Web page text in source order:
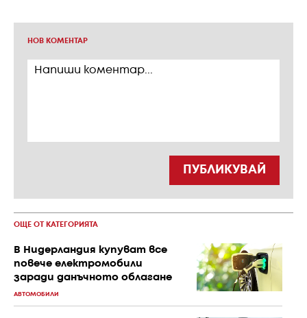
НОВ КОМЕНТАР
ПУБЛИКУВАЙ
ОЩЕ ОТ КАТЕГОРИЯТА
В Нидерландия купуват все
повече електромобили
заради данъчното облагане
АВТОМОБИЛИ